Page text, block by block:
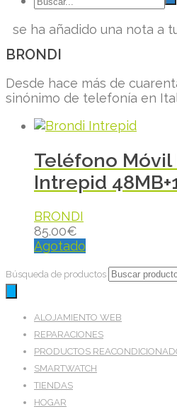
se ha añadido una nota a
BRONDI
Desde hace más de
sinónimo de telefonía en
Teléfono Móvil
Intrepid
BRONDI
85.00€
Agotado
Búsqueda de productos
ALOJAMIENTO WEB
REPARACIONES
PRODUCTOS
SMARTWATCH
TIENDAS
HOGAR